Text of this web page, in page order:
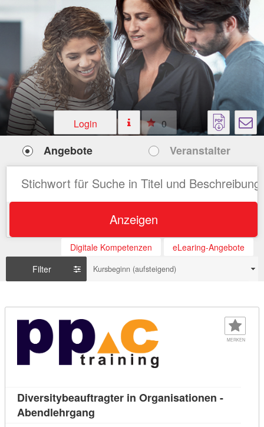
Login 0
Angebote Veranstalter
Anzeigen
Digitale Kompetenzen
eLearing-Angebote
Filter
Kursbeginn (aufsteigend)
MERKEN
Diversitybeauftragter in Organisationen -
Abendlehrgang